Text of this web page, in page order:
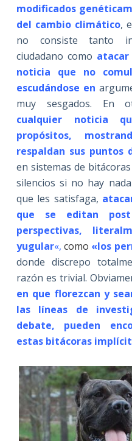
modificados
del cambio climático,
no consiste tanto
ciudadano como
noticia que no
escudándose en
muy sesgados. En
cualquier noticia
propósitos,
respaldan sus puntos
en sistemas de
silencios si no hay
que les satisfaga,
que se editan
perspectivas,
yugular«, como «los
donde discrepo
razón es trivial.
en que florezcan y
las líneas de
debate, pueden
estas bitácoras